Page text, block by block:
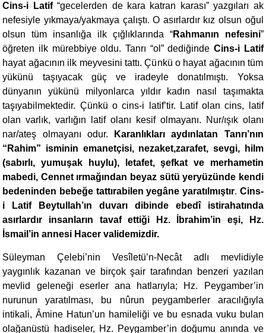
Cins-i Latif“gecelerden de kara katran karası” yazgıları ak
nefesiyle yıkmaya/yakmaya çalıştı. O asırlardır kız olsun oğul
olsun tüm insanlığa ilk çığlıklarında “Rahmanın nefesini”
öğreten ilk mürebbiye oldu. Tanrı “ol” dediğinde Cins-i Latif
hayat ağacının ilk meyvesini tattı. Çünkü o hayat ağacının tüm
yükünü taşıyacak güç ve iradeyle donatılmıştı. Yoksa
dünyanın yükünü milyonlarca yıldır kadın nasıl taşımakta
taşıyabilmektedir. Çünkü o cins-i latif’tir. Latif olan cins, latif
olan varlık, varlığın latif olanı kesif olmayanı. Nur/ışık olanı
nar/ateş olmayanı odur.
Karanlıkları aydınlatan Tanrı’nın
“Rahim” isminin emanetçisi, nezaket,zarafet, sevgi, hilm
(sabırlı, yumuşak huylu), letafet, şefkat ve merhametin
mabedi, Cennet ırmağından beyaz sütü yeryüzünde kendi
bedeninden bebeğe tattırabilen yegâne yaratılmıştır. Cins-
i Latif Beytullah’ın duvarı dibinde ebedî istirahatında
asırlardır insanların tavaf ettiği Hz. İbrahim’in eşi, Hz.
İsmail’in annesi Hacer validemizdir.
Süleyman Çelebi’nin Vesîletü’n-Necât adlı mevlidiyle
yaygınlık kazanan ve birçok şair tarafından benzeri yazılan
mevlid geleneği eserler ana hatlarıyla; Hz. Peygamber’in
nurunun yaratılması, bu nûrun peygamberler aracılığıyla
intikali, Âmine Hatun’un hamileliği ve bu esnada vuku bulan
olağanüstü hadiseler, Hz. Peygamber’in doğumu anında ve